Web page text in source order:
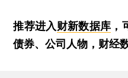
推荐进入财新数据库
债券、公司人物，财经